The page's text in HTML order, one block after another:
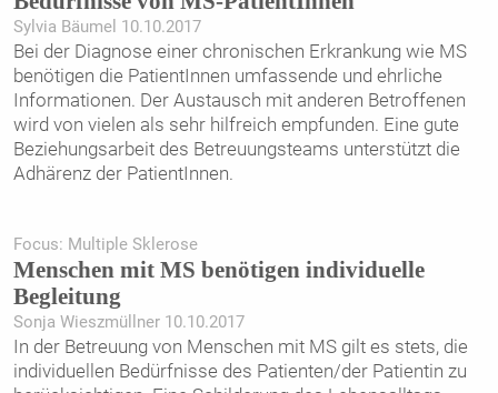
Sylvia Bäumel 10.10.2017
Bei der Diagnose einer chronischen Erkrankung wie MS
benötigen die PatientInnen umfassende und ehrliche
Informationen. Der Austausch mit anderen Betroffenen
wird von vielen als sehr hilfreich empfunden. Eine gute
Beziehungsarbeit des Betreuungsteams unterstützt die
Adhärenz der PatientInnen.
Focus: Multiple Sklerose
Menschen mit MS benötigen individuelle
Begleitung
Sonja Wieszmüllner 10.10.2017
In der Betreuung von Menschen mit MS gilt es stets, die
individuellen Bedürfnisse des Patienten/der Patientin zu